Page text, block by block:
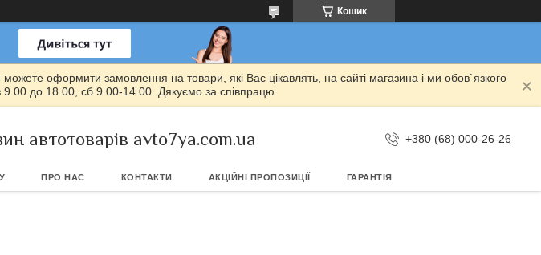
Кошик
оформити замовлення на товари, які Вас цікавлять, на сайті магазина і ми обов`язкого
до 18.00, сб 9.00-14.00. Дякуємо за співпрацю.
автотоварів avto7ya.com.ua +380 (68) 000-26-26
ПРО НАС КОНТАКТИ АКЦІЙНІ ПРОПОЗИЦІЇ ГАРАНТІЯ